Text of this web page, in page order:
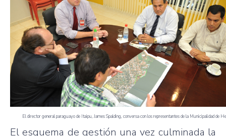
El director general paraguayo de Itaipu, James Spalding, conversa con los representantes de la Municipalidad de
El esquema de gestión una vez culminada la